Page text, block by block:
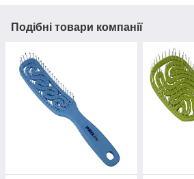
Подібні товари компанії